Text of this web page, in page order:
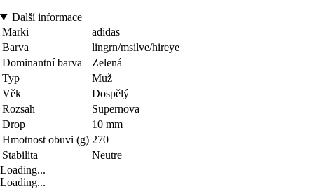
Další informace
Marki
adidas
Barva
lingrn/msilve/hireye
Dominantní barva
Zelená
Typ
Muž
Věk
Dospělý
Rozsah
Supernova
Drop
10 mm
Hmotnost obuvi (g) 270
Stabilita
Neutre
Loading...
Loading...